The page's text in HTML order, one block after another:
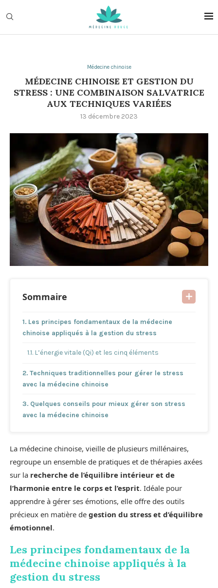
Médecine chinoise
MÉDECINE CHINOISE ET GESTION DU
STRESS : UNE COMBINAISON SALVATRICE
AUX TECHNIQUES VARIÉES
13 décembre 2023
Sommaire
Les principes fondamentaux de la médecine
chinoise appliqués à la gestion du stress
L’énergie vitale (Qi) et les cinq éléments
Techniques traditionnelles pour gérer le stress
avec la médecine chinoise
Quelques conseils pour mieux gérer son stress
avec la médecine chinoise
La médecine chinoise, vieille de plusieurs millénaires,
regroupe un ensemble de pratiques et de thérapies axées
sur la recherche de l’équilibre intérieur et de
l’harmonie entre le corps et l’esprit. Idéale pour
apprendre à gérer ses émotions, elle offre des outils
précieux en matière de gestion du stress et d’équilibre
émotionnel.
Les principes fondamentaux de la
médecine chinoise appliqués à la
gestion du stress